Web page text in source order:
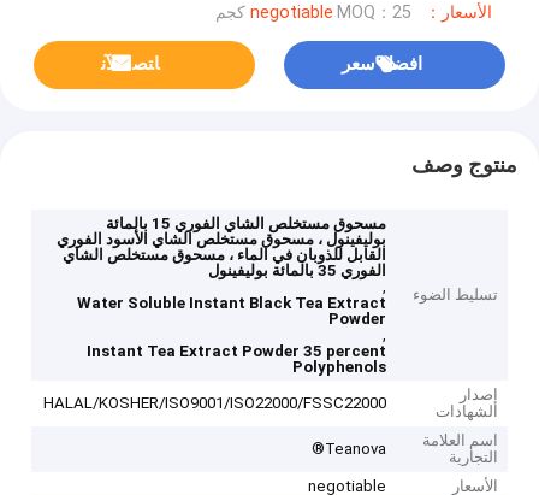
الأسعار：negotiable MOQ：25 كجم
افضل سعر ﺎﺘﺼﻟ ﺍﻶﻧ
منتوج وصف
تسليط الضوء
مسحوق مستخلص الشاي الفوري 15 بالمائة
بوليفينول ، مسحوق مستخلص الشاي الأسود الفوري
القابل للذوبان في الماء ، مسحوق مستخلص الشاي
الفوري 35 بالمائة بوليفينول
,
Water Soluble Instant Black Tea Extract
Powder
,
Instant Tea Extract Powder 35 percent
Polyphenols
إصدار
الشهادات
HALAL/KOSHER/ISO9001/ISO22000/FSSC22000
اسم العلامة
التجارية
Teanova®
الأسعار
negotiable